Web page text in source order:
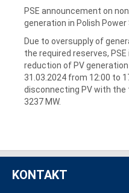
PSE announcement on
generation in Polish
Due to oversupply of
the required reserves,
reduction of PV
31.03.2024 from 12:00 to
disconnecting PV with
3237 MW.
KONTAKT